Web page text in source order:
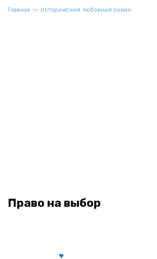
Главная Исторический любовный роман
Право на выбор